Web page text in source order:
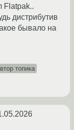
Flatpak..
дистрибутив
бывало на
топика